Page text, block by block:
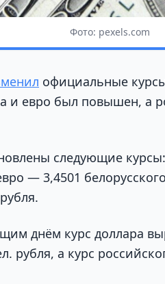
Фото: pexels.com
официальные
и евро был повышен, а
следующие
— 3,4501
днём курс доллара
рубля, а курс